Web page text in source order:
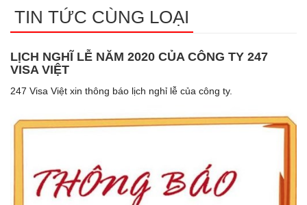
TIN TỨC CÙNG LOẠI
LỊCH NGHĨ LỄ NĂM 2020 CỦA CÔNG TY 247
VISA VIỆT
247 Visa Việt xin thông báo lịch nghỉ lễ của công ty.